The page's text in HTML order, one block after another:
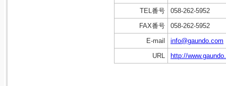
TEL番号
058-262-5952
FAX番号
058-262-5952
E-mail
info@gaundo.com
URL
http://